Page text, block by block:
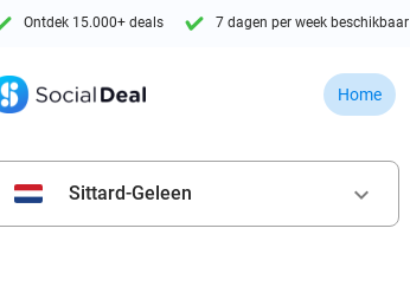
Ontdek 15.000+ deals 7 dagen per week beschikbaar
Home
Sittard-Geleen keyboard_arrow_down